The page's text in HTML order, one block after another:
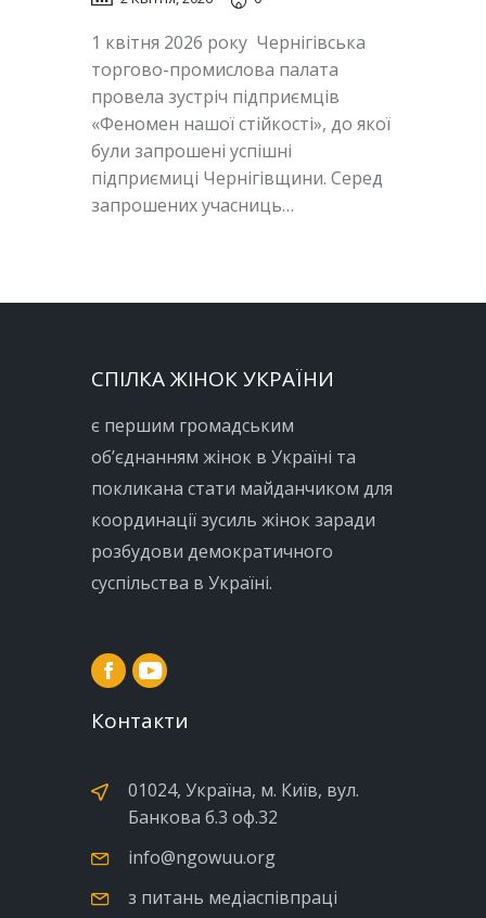
1 квітня 2026 року Чернігівська
торгово-промислова палата
провела зустріч підприємців
«Феномен нашої стійкості», до якої
були запрошені успішні
підприємиці Чернігівщини. Серед
запрошених учасниць…
СПІЛКА ЖІНОК УКРАЇНИ
є першим громадським
об’єднанням жінок в Україні та
покликана стати майданчиком для
координації зусиль жінок заради
розбудови демократичного
суспільства в Україні.
Контакти
01024, Україна, м. Київ, вул.
Банкова б.3 оф.32
info@ngowuu.org
з питань медіаспівпраці